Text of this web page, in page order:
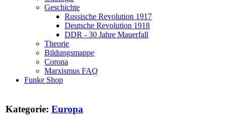
Geschichte
Russische Revolution 1917
Deutsche Revolution 1918
DDR - 30 Jahre Mauerfall
Theorie
Bildungsmappe
Corona
Marxismus FAQ
Funke Shop
Kategorie: Europa